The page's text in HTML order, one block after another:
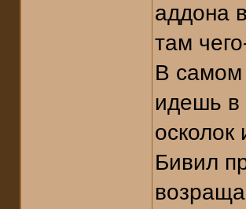
аддона
там
В самом
идешь в
осколок
Бивил